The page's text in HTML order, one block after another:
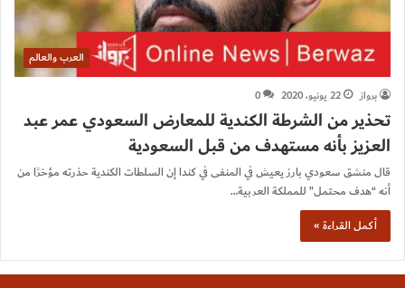
العرب والعالم
برواز
22 يونيو، 2020 0
تحذير من الشرطة الكندية للمعارض السعودي عمر عبد
العزيز بأنه مستهدف من قبل السعودية
قال منشق سعودي بارز يعيش في المنفى في كندا إن السلطات الكندية حذرته مؤخرًا من
أنه “هدف محتمل” للمملكة العربية…
أكمل القراءة »